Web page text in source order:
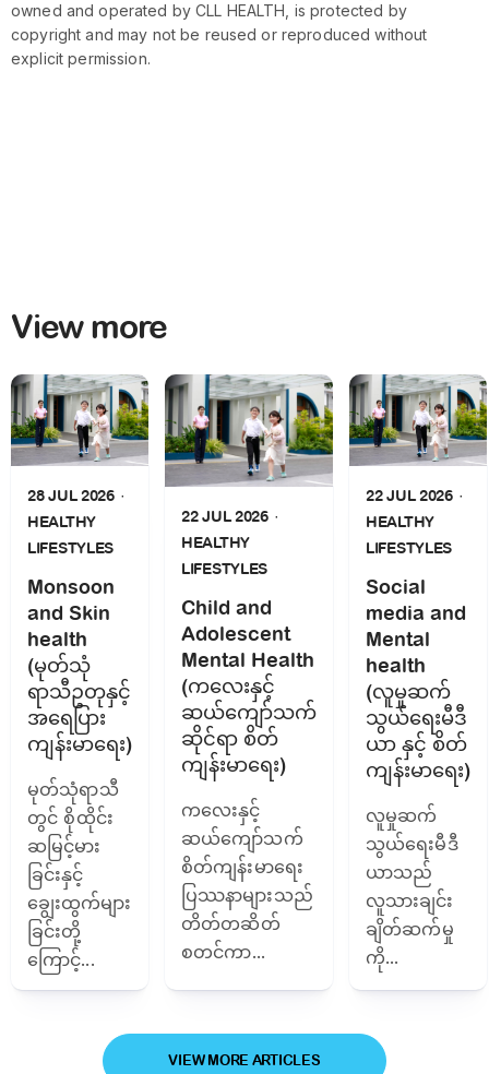
owned and operated by CLL HEALTH, is protected by
copyright and may not be reused or reproduced without
explicit permission.
View more
28 JUL 2026
HEALTHY
LIFESTYLES
Monsoon
and Skin
health
(မုတ်သုံ
ရာသီဥတုနှင့်
အရေပြား
ကျန်းမာ‌ရေး)
မုတ်သုံရာသီ
တွင် စိုထိုင်း
ဆမြင့်မား
ခြင်းနှင့်
ချွေးထွက်များ
ခြင်းတို့
ကြောင့်...
22 JUL 2026
HEALTHY
LIFESTYLES
Child and
Adolescent
Mental Health
(ကလေးနှင့်
ဆယ်ကျော်သက်
ဆိုင်ရာ စိတ်
ကျန်းမာရေး)
ကလေးနှင့်
ဆယ်ကျော်သက်
စိတ်ကျန်းမာရေး
ပြဿနာများသည်
တိတ်တဆိတ်
စတင်ကာ...
22 JUL 2026
HEALTHY
LIFESTYLES
Social
media and
Mental
health
(လူမှုဆက်
သွယ်ရေးမီဒီ
ယာ နှင့် စိတ်
ကျန်းမာရေး)
လူမှုဆက်
သွယ်ရေးမီဒီ
ယာသည်
လူသားချင်း
ချိတ်ဆက်မှု
ကို...
VIEW MORE ARTICLES